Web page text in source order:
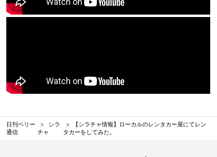
日刊ベリー
通信
シラ
チャ
【シラチャ情報】ローカルのレンタカー屋にてレン
タカーをしてみた。